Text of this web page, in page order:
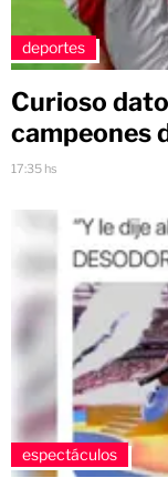
deportes
Curioso
campeones
17:35 hs
espectáculos